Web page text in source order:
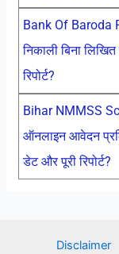
Bank Of Baroda
निकाली बिना लिखित
रिपोर्ट?
Bihar NMMSS
ऑनलाइन आवेदन
डेट और पूरी रिपोर्ट?
Disclaimer